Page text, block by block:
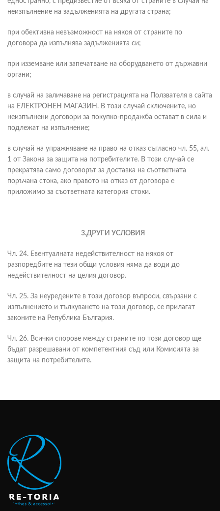
неизпълнение на задълженията на другата страна;
при обективна невъзможност на някоя от страните по
договора да изпълнява задълженията си;
при изземване или запечатване на оборудването от държавни
органи;
в случай на заличаване на регистрацията на Ползвателя в сайта
на ЕЛЕКТРОНЕН МАГАЗИН. В този случай сключените, но
неизпълнени договори за покупко-продажба остават в сила и
подлежат на изпълнение;
в случай на упражняване на право на отказ съгласно чл. 55, ал.
1 от Закона за защита на потребителите. В този случай се
прекратява само договорът за доставка на съответната
поръчана стока, ако правото на отказ от договора е
приложимо за съответната категория стоки.
3.ДРУГИ УСЛОВИЯ
Чл. 24. Евентуалната недействителност на някоя от
разпоредбите на тези общи условия няма да води до
недействителност на целия договор.
Чл. 25. За неуредените в този договор въпроси, свързани с
изпълнението и тълкуването на този договор, се прилагат
законите на Република България.
Чл. 26. Всички спорове между страните по този договор ще
бъдат разрешавани от компетентния съд или Комисията за
защита на потребителите.